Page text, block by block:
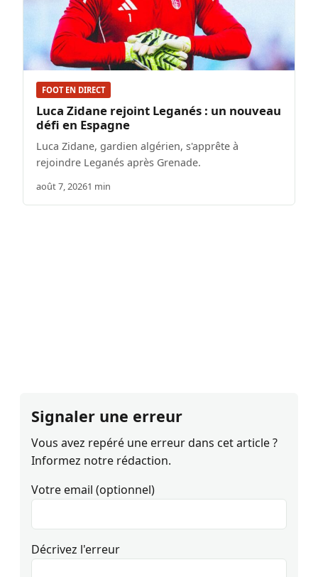
FOOT EN DIRECT
Luca Zidane rejoint Leganés : un nouveau
défi en Espagne
Luca Zidane, gardien algérien, s'apprête à
rejoindre Leganés après Grenade.
août 7, 20261 min
Signaler une erreur
Vous avez repéré une erreur dans cet article ?
Informez notre rédaction.
Votre email (optionnel)
Décrivez l'erreur